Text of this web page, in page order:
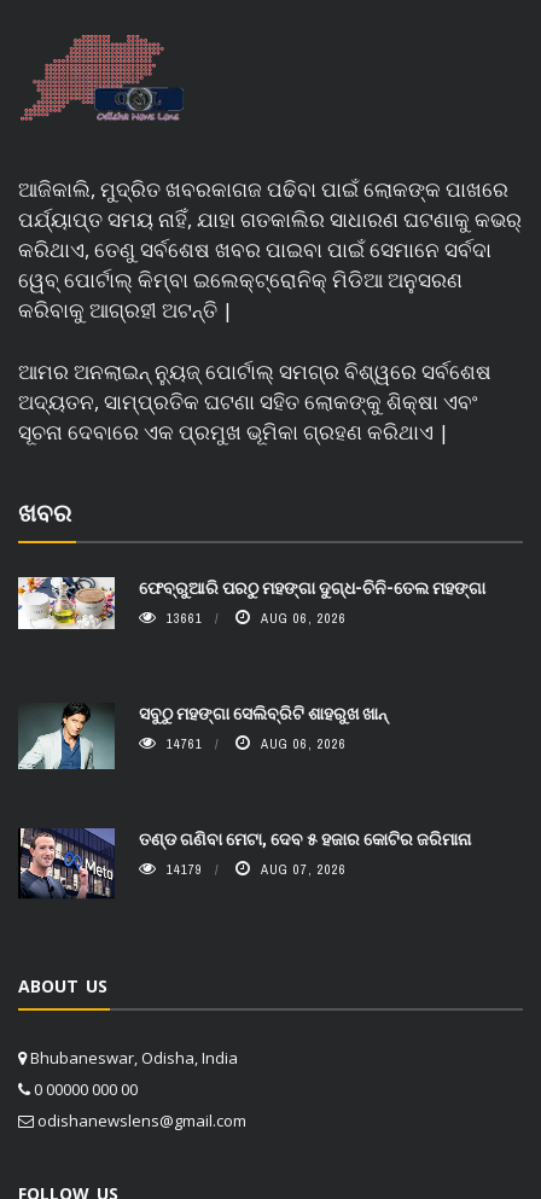
ଆଜିକାଲି, ମୁଦ୍ରିତ ଖବରକାଗଜ ପଢିବା ପାଇଁ ଲୋକଙ୍କ ପାଖରେ
ପର୍ଯ୍ୟାପ୍ତ ସମୟ ନାହିଁ, ଯାହା ଗତକାଲିର ସାଧାରଣ ଘଟଣାକୁ କଭର୍
କରିଥାଏ, ତେଣୁ ସର୍ବଶେଷ ଖବର ପାଇବା ପାଇଁ ସେମାନେ ସର୍ବଦା
ୱେବ୍ ପୋର୍ଟାଲ୍ କିମ୍ବା ଇଲେକ୍ଟ୍ରୋନିକ୍ ମିଡିଆ ଅନୁସରଣ
କରିବାକୁ ଆଗ୍ରହୀ ଅଟନ୍ତି |
ଆମର ଅନଲାଇନ୍ ନ୍ୟୁଜ୍ ପୋର୍ଟାଲ୍ ସମଗ୍ର ବିଶ୍ୱରେ ସର୍ବଶେଷ
ଅଦ୍ୟତନ, ସାମ୍ପ୍ରତିକ ଘଟଣା ସହିତ ଲୋକଙ୍କୁ ଶିକ୍ଷା ଏବଂ
ସୂଚନା ଦେବାରେ ଏକ ପ୍ରମୁଖ ଭୂମିକା ଗ୍ରହଣ କରିଥାଏ |
ଖବର
ଫେବ୍ରୁଆରି ପରଠୁ ମହଙ୍ଗା ଦୁଗ୍ଧ-ଚିନି-ତେଲ ମହଙ୍ଗା
13661 AUG 06, 2026
ସବୁଠୁ ମହଙ୍ଗା ସେଲିବ୍ରିଟି ଶାହରୁଖ ଖାନ୍
14761 AUG 06, 2026
ତଣ୍ଡ ଗଣିବା ମେଟା, ଦେବ ୫ ହଜାର କୋଟିର ଜରିମାନା
14179 AUG 07, 2026
ABOUT US
Bhubaneswar, Odisha, India
0 00000 000 00
odishanewslens@gmail.com
FOLLOW US